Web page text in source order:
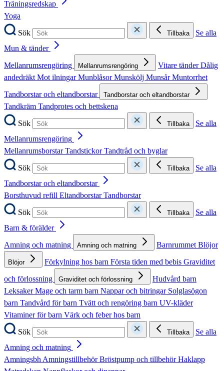
Träningsredskap
Yoga
Sök
Tillbaka
Se alla
Mun & tänder
Mellanrumsrengöring
Mellanrumsrengöring Vitare tänderDålig
andedräktMot ilningarMunblåsorMunskölj MunsårMuntorrhet
Tandborstar och eltandborstar
Tandborstar och eltandborstar
Tandkräm Tandprotes och bettskena
Sök
Tillbaka
Se alla
Mellanrumsrengöring
MellanrumsborstarTandstickorTandtråd och byglar
Sök
Tillbaka
Se alla
Tandborstar och eltandborstar
Borsthuvud refill EltandborstarTandborstar
Sök
Tillbaka
Se alla
Barn & förälder
Amning och matning
Amning och matning BarnrummetBlöjor
Blöjor Förkylning hos barn Första tiden med bebis Graviditet
och förlossning
Graviditet och förlossning
Hudvård barn
LeksakerMage och tarm barn Nappar och bitringar Solglasögon
barn Tandvård för barn Tvätt och rengöring barn UV-kläder
Vitaminer för barn Värk och feber hos barn
Sök
Tillbaka
Se alla
Amning och matning
AmningsbhAmningstillbehörBröstpump och tillbehörHaklapp